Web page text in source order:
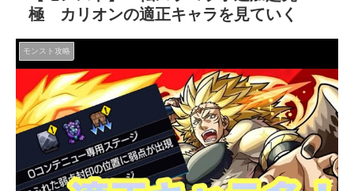
極 カリオンの適正キャラを見ていく
モンスト攻略